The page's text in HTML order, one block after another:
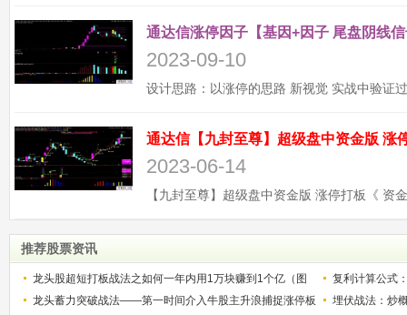
通达信涨停因子【基因+因子 尾盘阴线
2023-09-10
2023-06-14
推荐股票资讯
龙头股超短打板战法之如何一年内用1万块赚到1个亿（图
解）
复利计算公式
少？
龙头蓄力突破战法——第一时间介入牛股主升浪捕捉涨停板
埋伏战法：炒